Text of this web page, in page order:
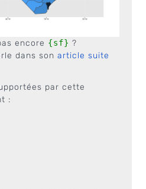
encore {sf} ?
dans son article suite
par cette
: